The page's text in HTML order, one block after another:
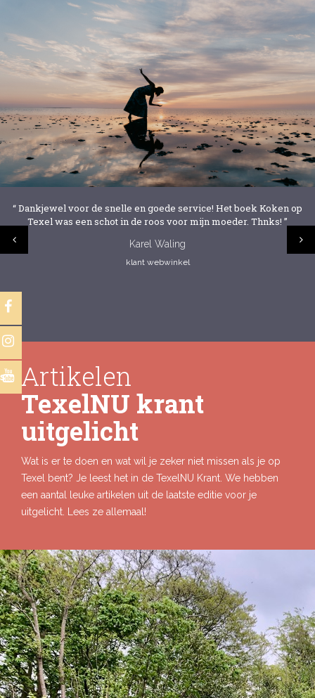
“ Dankjewel voor de snelle en goede service! Het boek Koken op
Texel was een schot in de roos voor mijn moeder. Thnks! ”
Karel Waling
klant webwinkel
Artikelen
TexelNU krant
uitgelicht
Wat is er te doen en wat wil je zeker niet missen als je op
Texel bent? Je leest het in de TexelNU Krant. We hebben
een aantal leuke artikelen uit de laatste editie voor je
uitgelicht. Lees ze allemaal!